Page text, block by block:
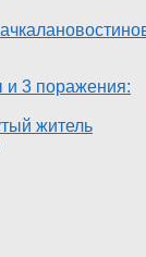
новости
и 3 поражения:
житель